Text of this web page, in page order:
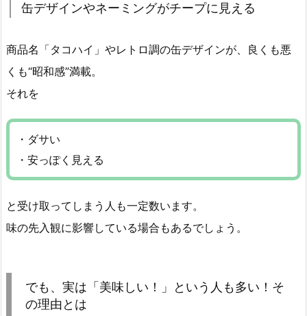
缶デザインやネーミングがチープに見える
商品名「タコハイ」やレトロ調の缶デザインが、良くも悪
くも“昭和感”満載。
それを
・ダサい
・安っぽく見える
と受け取ってしまう人も一定数います。
味の先入観に影響している場合もあるでしょう。
でも、実は「美味しい！」という人も多い！そ
の理由とは